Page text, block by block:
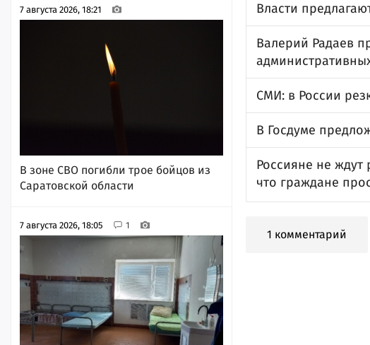
7 августа 2026, 18:21
В зоне СВО погибли трое бойцов из
Саратовской области
7 августа 2026, 18:05 1
Власти
Валерий Радаев
СМИ: в России
В Госдуме
Россияне не
что граждане
1 комментарий